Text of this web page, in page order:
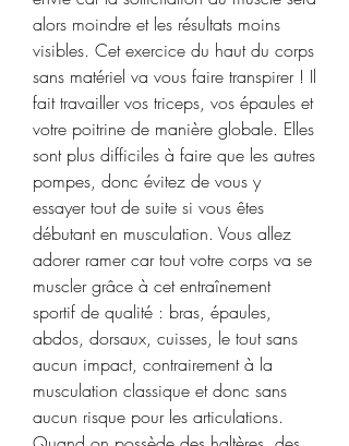
alors moindre et les résultats moins
visibles. Cet exercice du haut du corps
sans matériel va vous faire transpirer ! Il
fait travailler vos triceps, vos épaules et
votre poitrine de manière globale. Elles
sont plus difficiles à faire que les autres
pompes, donc évitez de vous y
essayer tout de suite si vous êtes
débutant en musculation. Vous allez
adorer ramer car tout votre corps va se
muscler grâce à cet entraînement
sportif de qualité : bras, épaules,
abdos, dorsaux, cuisses, le tout sans
aucun impact, contrairement à la
musculation classique et donc sans
aucun risque pour les articulations.